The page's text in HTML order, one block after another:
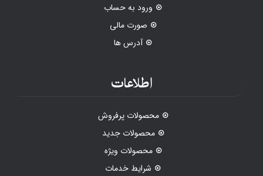
ورود به حساب
صورت مالی
آدرس ها
اطلاعات
محصولات پرفروش
محصولات جدید
محصولات ویژه
شرایط خدمات